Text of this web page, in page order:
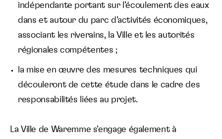
indépendante portant sur l’écoulement des eaux
dans et autour du parc d’activités économiques,
associant les riverains, la Ville et les autorités
régionales compétentes ;
la mise en œuvre des mesures techniques qui
découleront de cette étude dans le cadre des
responsabilités liées au projet.
La Ville de Waremme s’engage également à